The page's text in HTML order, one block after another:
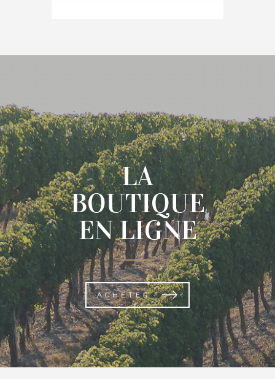
STORE
LA
BOUTIQUE
EN LIGNE
ACHETER